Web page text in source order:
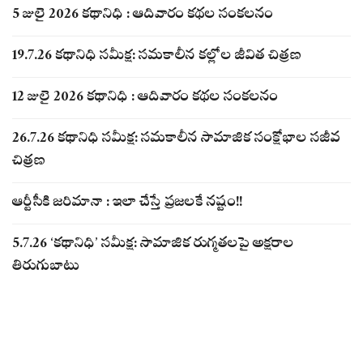
5 జులై 2026 కథానిధి : ఆదివారం కథల సంకలనం
19.7.26 కథానిధి సమీక్ష: సమకాలీన కల్లోల జీవిత చిత్రణ
12 జులై 2026 కథానిధి : ఆదివారం కథల సంకలనం
26.7.26 కథానిధి సమీక్ష: సమకాలీన సామాజిక సంక్షోభాల సజీవ
చిత్రణ
ఆర్టీసీకి జరిమానా : ఇలా చేస్తే ప్రజలకే నష్టం!!
5.7.26 ‘కథానిధి’ సమీక్ష: సామాజిక రుగ్మతలపై అక్షరాల
తిరుగుబాటు